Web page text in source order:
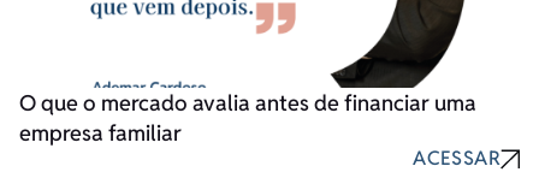
O que o mercado avalia antes de financiar uma
empresa familiar
ACESSAR